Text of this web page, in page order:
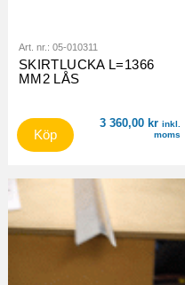
Art. nr.: 05-010311
SKIRTLUCKA L=1366
MM2 LÅS
3 360,00 kr inkl.
moms
Köp